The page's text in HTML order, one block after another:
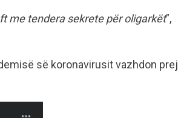
me tendera sekrete për oligarkët”,
së koronavirusit vazhdon prej